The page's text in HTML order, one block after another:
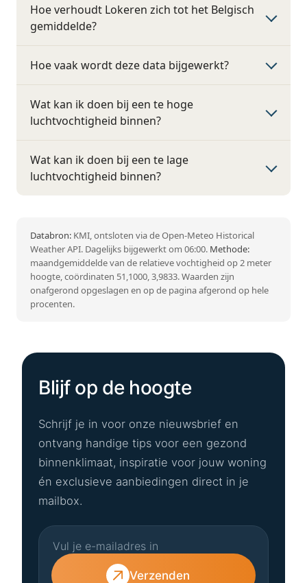
Hoe verhoudt Lokeren zich tot het Belgisch
gemiddelde?
Hoe vaak wordt deze data bijgewerkt?
Wat kan ik doen bij een te hoge
luchtvochtigheid binnen?
Wat kan ik doen bij een te lage
luchtvochtigheid binnen?
Databron: KMI, ontsloten via de Open-Meteo Historical
Weather API. Dagelijks bijgewerkt om 06:00. Methode:
maandgemiddelde van de relatieve vochtigheid op 2 meter
hoogte, coördinaten 51,1000, 3,9833. Waarden zijn
onafgerond opgeslagen en op de pagina afgerond op hele
procenten.
Blijf op de hoogte
Schrijf je in voor onze nieuwsbrief en
ontvang handige tips voor een gezond
binnenklimaat, inspiratie voor jouw woning
én exclusieve aanbiedingen direct in je
mailbox.
Verzenden